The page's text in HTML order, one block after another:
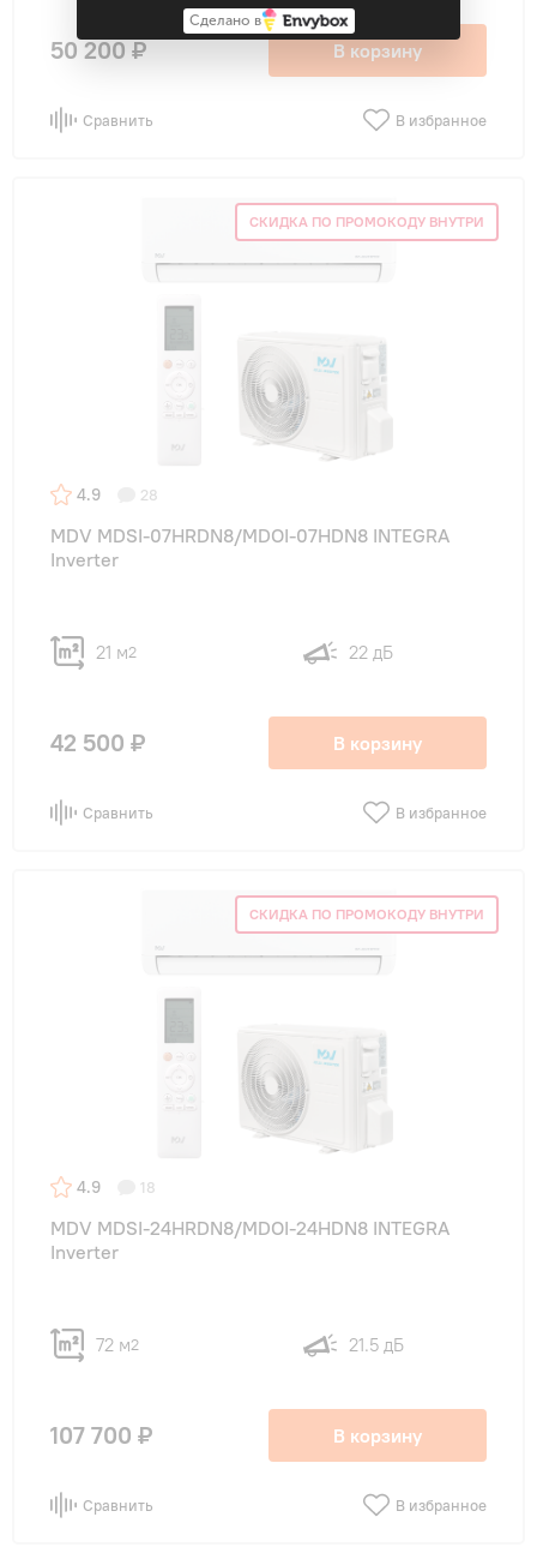
50 200 ₽ В корзину
Сравнить В избранное
СКИДКА ПО ПРОМОКОДУ ВНУТРИ
4.9 28
MDV MDSI-07HRDN8/MDOI-07HDN8 INTEGRA
Inverter
21 м2 22 дБ
42 500 ₽ В корзину
Сравнить В избранное
СКИДКА ПО ПРОМОКОДУ ВНУТРИ
4.9 18
MDV MDSI-24HRDN8/MDOI-24HDN8 INTEGRA
Inverter
72 м2 21.5 дБ
107 700 ₽ В корзину
Сравнить В избранное
Сделано в